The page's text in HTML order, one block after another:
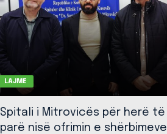
LAJME
Spitali i Mitrovicës për herë të
parë nisë ofrimin e shërbimeve